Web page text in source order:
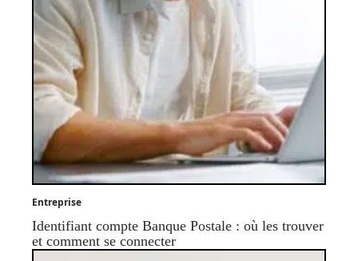
Entreprise
Identifiant compte Banque Postale : où les trouver
et comment se connecter